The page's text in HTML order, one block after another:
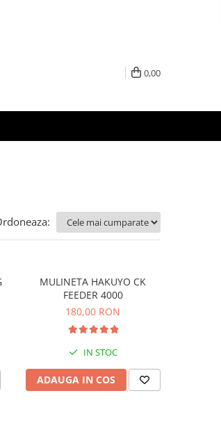
0,00
MULINETA HAKUYO CK
FEEDER 4000
180,00 RON
IN STOC
ADAUGA IN COS